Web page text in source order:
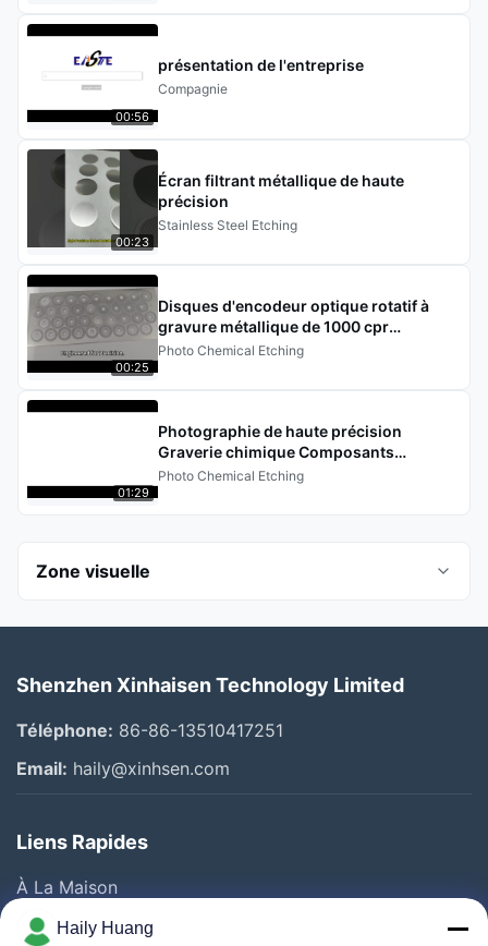
00:56
présentation de l'entreprise
Compagnie
00:23
Écran filtrant métallique de haute
précision
Stainless Steel Etching
00:25
Disques d'encodeur optique rotatif à
gravure métallique de 1000 cpr
Tolérance de 0,005 mm
Photo Chemical Etching
01:29
Photographie de haute précision
Graverie chimique Composants
métalliques Service personnalisé
Photo Chemical Etching
Zone visuelle
Photo Chemical Etching
Stainless Steel Etching
Filtre à mailles
plaque de débit
Shenzhen Xinhaisen Technology Limited
Téléphone: 86-86-13510417251
Email: haily@xinhsen.com
Liens Rapides
À La Maison
ProduitsHaily Huang